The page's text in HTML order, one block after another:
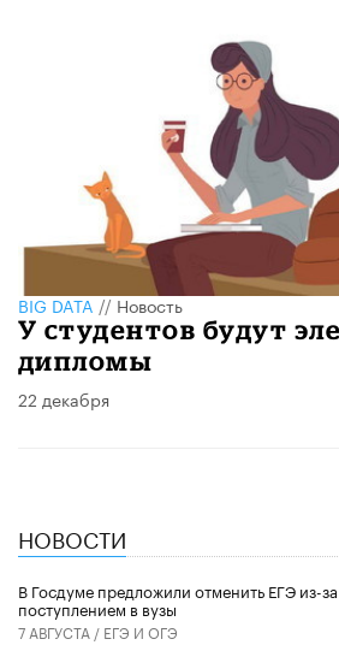
BIG DATA//Новость
У студентов будут
дипломы
22 декабря
НОВОСТИ
В Госдуме предложили отменить ЕГЭ из-
поступлением в вузы
7 АВГУСТА / ЕГЭ И ОГЭ